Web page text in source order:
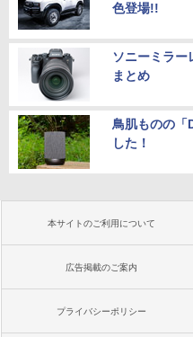
色登場!!
ソニーミラー
まとめ
鳥肌ものの「
した！
本サイトのご利用について
広告掲載のご案内
プライバシーポリシー